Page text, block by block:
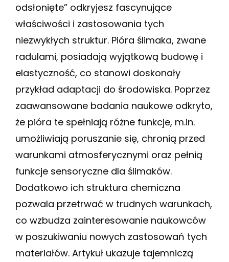
odsłonięte” odkryjesz fascynujące
właściwości i zastosowania tych
niezwykłych struktur. Pióra ślimaka, zwane
radulami, posiadają wyjątkową budowę i
elastyczność, co stanowi doskonały
przykład adaptacji do środowiska. Poprzez
zaawansowane badania naukowe odkryto,
że pióra te spełniają różne funkcje, m.in.
umożliwiają poruszanie się, chronią przed
warunkami atmosferycznymi oraz pełnią
funkcje sensoryczne dla ślimaków.
Dodatkowo ich struktura chemiczna
pozwala przetrwać w trudnych warunkach,
co wzbudza zainteresowanie naukowców
w poszukiwaniu nowych zastosowań tych
materiałów. Artykuł ukazuje tajemniczą